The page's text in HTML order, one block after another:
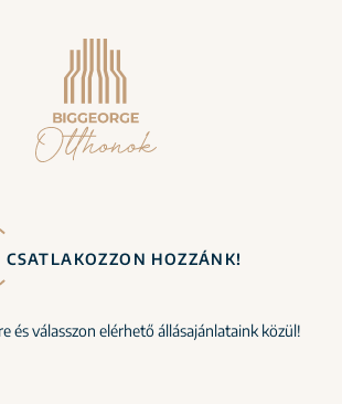
CSATLAKOZZON HOZZÁNK!
és válasszon elérhető állásajánlataink közül!